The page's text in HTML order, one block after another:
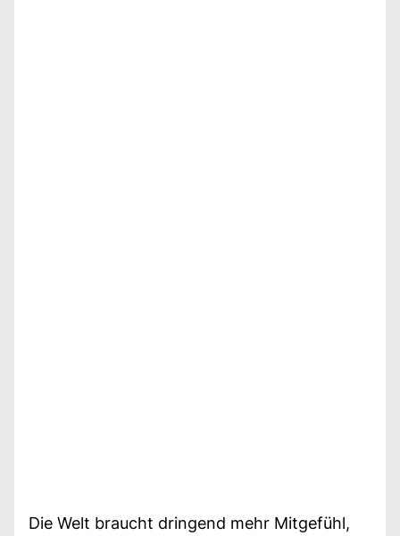
Die Welt braucht dringend mehr Mitgefühl,